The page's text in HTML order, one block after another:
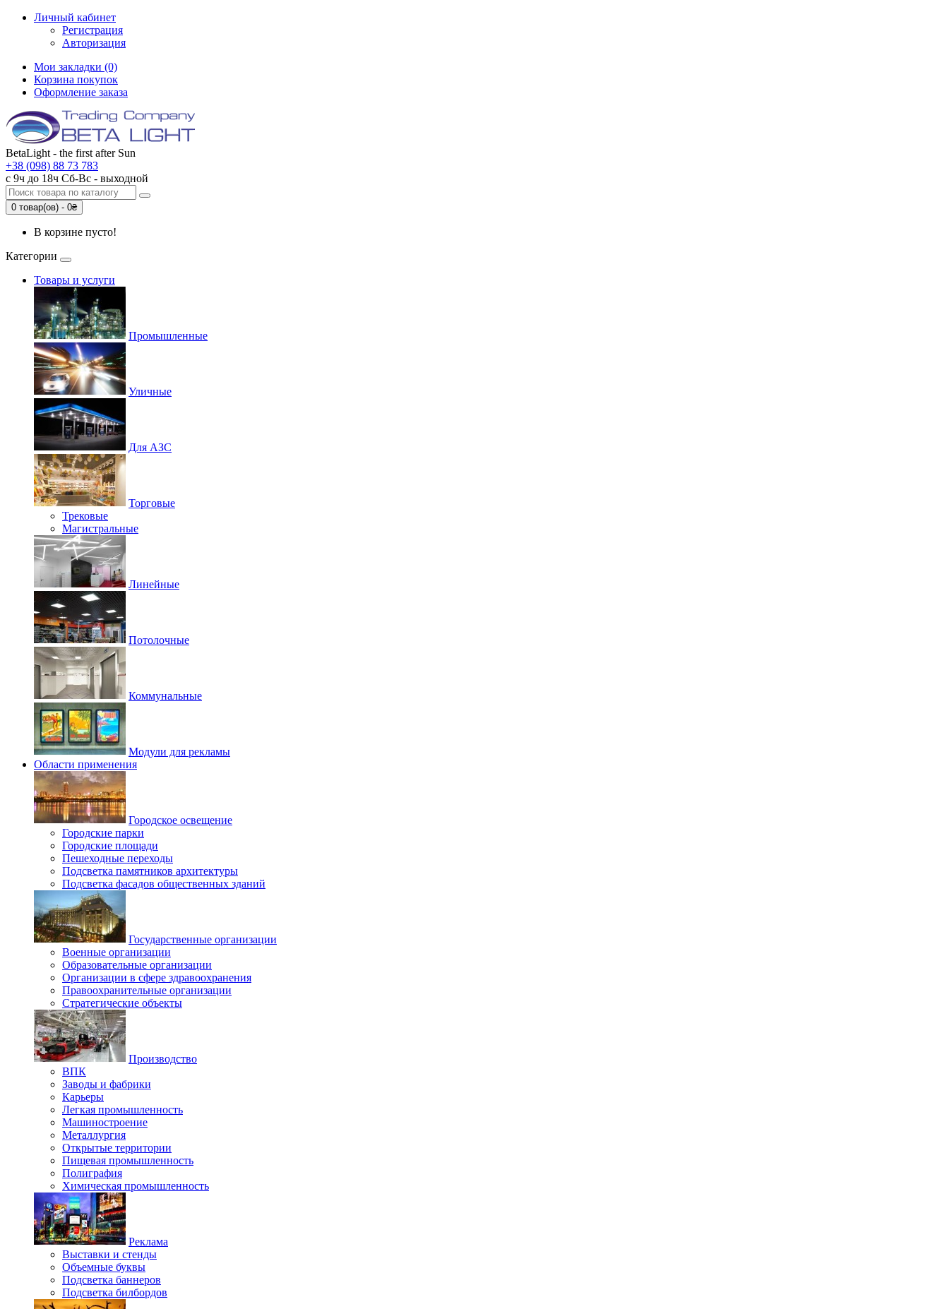
Личный кабинет
Регистрация
Авторизация
Мои закладки (0)
Корзина покупок
Оформление заказа
BetaLight - the first after Sun
+38 (098) 88 73 783
с 9ч до 18ч Сб-Вc - выходной
0 товар(ов) - 0₴
В корзине пусто!
Категории
Товары и услуги
Промышленные
Уличные
Для АЗС
Торговые
Трековые
Магистральные
Линейные
Потолочные
Коммунальные
Модули для рекламы
Области применения
Городское освещение
Городские парки
Городские площади
Пешеходные переходы
Подсветка памятников архитектуры
Подсветка фасадов общественных зданий
Государственные организации
Военные организации
Образовательные организации
Организации в сфере здравоохранения
Правоохранительные организации
Стратегические объекты
Производство
ВПК
Заводы и фабрики
Карьеры
Легкая промышленность
Машиностроение
Металлургия
Открытые территории
Пищевая промышленность
Полиграфия
Химическая промышленность
Реклама
Выставки и стенды
Объемные буквы
Подсветка баннеров
Подсветка билбордов